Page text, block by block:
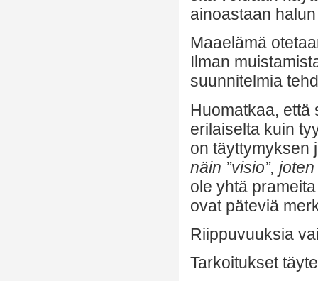
ainoastaan
Maaelämä
Ilman
suunnitelmia
Huomatkaa, että
erilaiselta kuin
on täyttymyksen
näin ”visio”,
ole yhtä
ovat päteviä
Riippuvuuksia
Tarkoitukset